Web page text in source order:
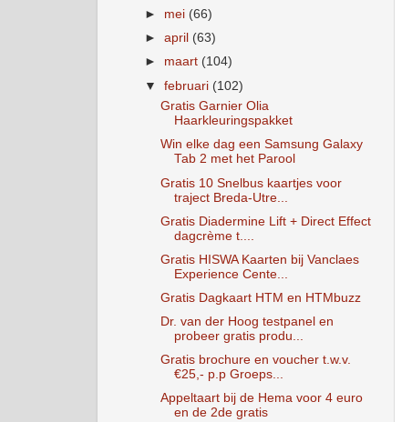
► mei (66)
►april (63)
► maart (104)
▼februari (102)
Gratis Garnier Olia
Haarkleuringspakket
Win elke dag een Samsung Galaxy
Tab 2 met het Parool
Gratis 10 Snelbus kaartjes voor
traject Breda-Utre...
Gratis Diadermine Lift + Direct Effect
dagcrème t....
Gratis HISWA Kaarten bij Vanclaes
Experience Cente...
Gratis Dagkaart HTM en HTMbuzz
Dr. van der Hoog testpanel en
probeer gratis produ...
Gratis brochure en voucher t.w.v.
€25,- p.p Groeps...
Appeltaart bij de Hema voor 4 euro
en de 2de gratis